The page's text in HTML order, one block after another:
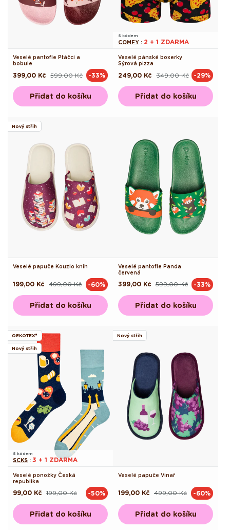
Veselé pantofle Ptáčci a
bobule
Běžná
599,00 Kč
Výprodejová
399,00 Kč -33%
Přidat do košíku
S kódem
COMFY : 2 + 1 ZDARMA
Veselé pánské boxerky
Sýrová pizza
Běžná
349,00 Kč
Výprodejová
249,00 Kč -29%
Přidat do košíku
Nový střih
Veselé papuče Kouzlo knih
Běžná
499,00 Kč
Výprodejová
199,00 Kč -60%
Přidat do košíku
Veselé pantofle Panda
červená
Běžná
599,00 Kč
Výprodejová
399,00 Kč -33%
Přidat do košíku
OEKOTEX®
Nový střih
S kódem
SCKS : 3 + 1 ZDARMA
Veselé ponožky Česká
republika
Běžná
199,00 Kč
Výprodejová
99,00 Kč -50%
Přidat do košíku
Nový střih
Veselé papuče Vinař
Běžná
499,00 Kč
Výprodejová
199,00 Kč -60%
Přidat do košíku